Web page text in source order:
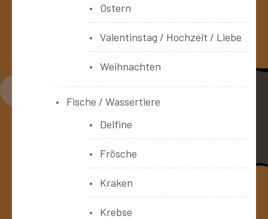
Ostern
Valentinstag / Hochzeit / Liebe
Weihnachten
Fische / Wassertiere
Delfine
Frösche
Kraken
Krebse